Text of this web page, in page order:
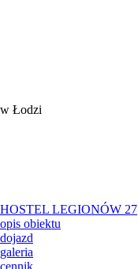
Łodzi
HOSTEL LEGIONÓW 27
opis obiektu
dojazd
galeria